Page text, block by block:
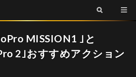
MISSION1 ｣と
2｣おすすめアクション